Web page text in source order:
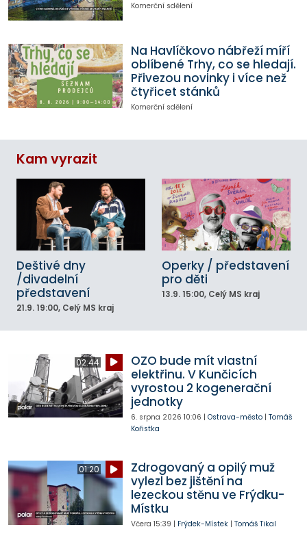
Komerční sdělení
Na Havlíčkovo nábřeží míří
oblíbené Trhy, co se hledají.
Přivezou novinky i více než
čtyřicet stánků
Komerční sdělení
Kam vyrazit
Deštivé dny
/divadelní
představení
21.9. 19:00, Celý MS kraj
Operky / představení
pro děti
13.9. 15:00, Celý MS kraj
02:44
OZO bude mít vlastní
elektřinu. V Kunčicích
vyrostou 2 kogenerační
jednotky
6. srpna 2026 10:06 | Ostrava-město| Tomáš
Kořistka
01:20
Zdrogovaný a opilý muž
vylezl bez jištění na
lezeckou stěnu ve Frýdku-
Místku
Včera 15:39 | Frýdek-Místek| Tomáš Tikal